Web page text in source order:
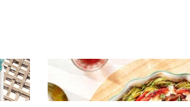
Κολοκύθια και
και ξινομυζήθρα στο
ΛΑΧΑΝΙΚΑ